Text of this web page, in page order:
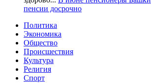
пенсии досрочно
Политика
Экономика
Общество
Происшествия
Культура
Религия
Спорт